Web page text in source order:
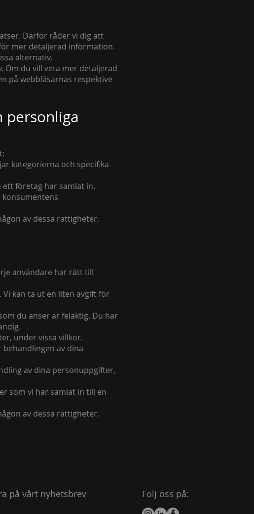
Därför råder vi dig att
mer detaljerad information.
alternativ.
Om du vill veta mer detaljerad
på webbläsarnas respektive
personliga
kategorierna och specifika
företag har samlat in.
av dessa rättigheter,
användare har rätt till
kan ta ut en liten avgift för
du anser är felaktig. Du har
under vissa villkor.
av dina
av dina personuppgifter,
som vi har samlat in till en
av dessa rättigheter,
på vårt nyhetsbrev Följ oss på: